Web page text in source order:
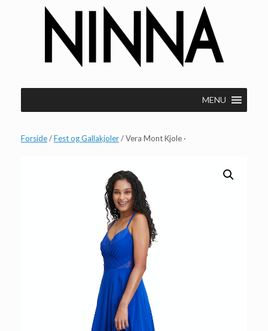
MENU
Forside/Fest og Gallakjoler/ Vera Mont Kjole ·